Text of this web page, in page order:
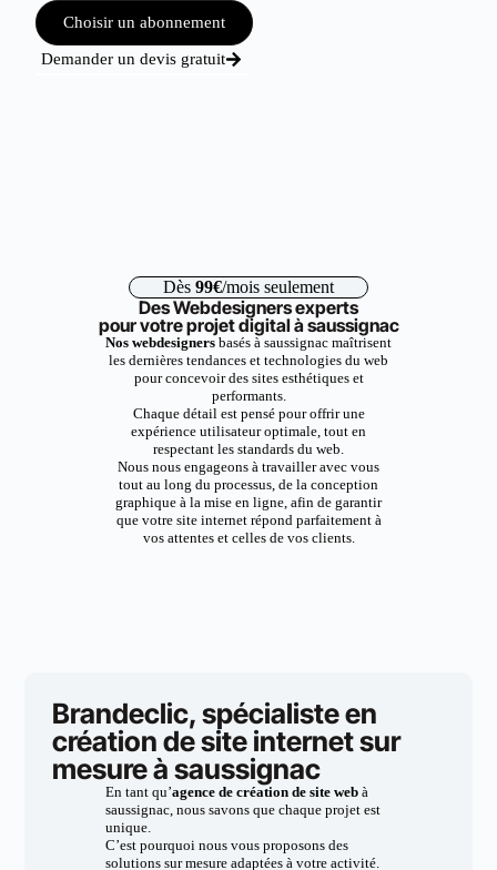
Choisir un abonnement
Demander un devis gratuit
Dès 99€/mois seulement
Des Webdesigners experts
pour votre projet digital à saussignac
Nos webdesigners basés à saussignac maîtrisent
les dernières tendances et technologies du web
pour concevoir des sites esthétiques et
performants.
Chaque détail est pensé pour offrir une
expérience utilisateur optimale, tout en
respectant les standards du web.
Nous nous engageons à travailler avec vous
tout au long du processus, de la conception
graphique à la mise en ligne, afin de garantir
que votre site internet répond parfaitement à
vos attentes et celles de vos clients.
Brandeclic, spécialiste en
création de site internet sur
mesure à saussignac
En tant qu’agence de création de site webà
saussignac, nous savons que chaque projet est
unique.
C’est pourquoi nous vous proposons des
solutions sur mesure adaptées à votre activité.